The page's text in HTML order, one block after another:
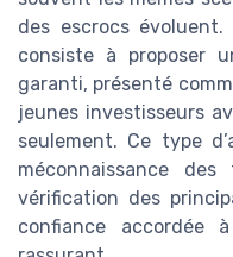
des escrocs
consiste à proposer
garanti, présenté
jeunes investisseurs
seulement. Ce type
méconnaissance
vérification des
confiance